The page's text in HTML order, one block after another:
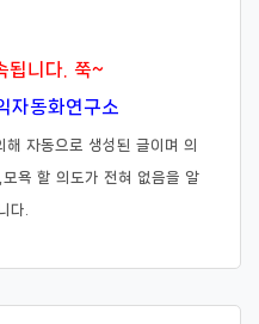
됩니다. 쭉~
자동화연구소
자동으로 생성된 글이며 의
욕 할 의도가 전혀 없음을 알
다.